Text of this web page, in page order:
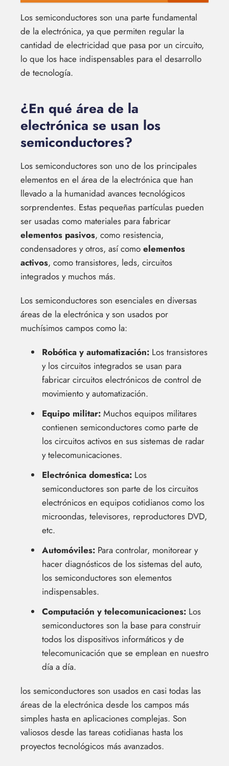
Los semiconductores son una parte fundamental
de la electrónica, ya que permiten regular la
cantidad de electricidad que pasa por un circuito,
lo que los hace indispensables para el desarrollo
de tecnología.
¿En qué área de la
electrónica se usan los
semiconductores?
Los semiconductores son uno de los principales
elementos en el área de la electrónica que han
llevado a la humanidad avances tecnológicos
sorprendentes. Estas pequeñas partículas pueden
ser usadas como materiales para fabricar
elementos pasivos, como resistencia,
condensadores y otros, así como elementos
activos, como transistores, leds, circuitos
integrados y muchos más.
Los semiconductores son esenciales en diversas
áreas de la electrónica y son usados por
muchísimos campos como la:
Robótica y automatización: Los transistores
y los circuitos integrados se usan para
fabricar circuitos electrónicos de control de
movimiento y automatización.
Equipo militar: Muchos equipos militares
contienen semiconductores como parte de
los circuitos activos en sus sistemas de radar
y telecomunicaciones.
Electrónica domestica: Los
semiconductores son parte de los circuitos
electrónicos en equipos cotidianos como los
microondas, televisores, reproductores DVD,
etc.
Automóviles: Para controlar, monitorear y
hacer diagnósticos de los sistemas del auto,
los semiconductores son elementos
indispensables.
Computación y telecomunicaciones: Los
semiconductores son la base para construir
todos los dispositivos informáticos y de
telecomunicación que se emplean en nuestro
día a día.
los semiconductores son usados en casi todas las
áreas de la electrónica desde los campos más
simples hasta en aplicaciones complejas. Son
valiosos desde las tareas cotidianas hasta los
proyectos tecnológicos más avanzados.